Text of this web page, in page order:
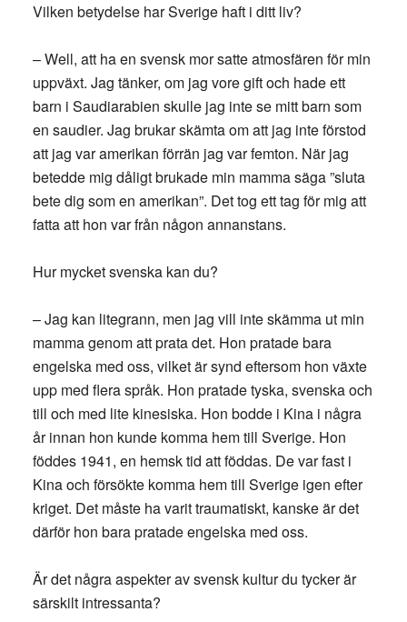
Vilken betydelse har Sverige haft i ditt liv?
– Well, att ha en svensk mor satte atmosfären för min
uppväxt. Jag tänker, om jag vore gift och hade ett
barn i Saudiarabien skulle jag inte se mitt barn som
en saudier. Jag brukar skämta om att jag inte förstod
att jag var amerikan förrän jag var femton. När jag
betedde mig dåligt brukade min mamma säga ”sluta
bete dig som en amerikan”. Det tog ett tag för mig att
fatta att hon var från någon annanstans.
Hur mycket svenska kan du?
– Jag kan litegrann, men jag vill inte skämma ut min
mamma genom att prata det. Hon pratade bara
engelska med oss, vilket är synd eftersom hon växte
upp med flera språk. Hon pratade tyska, svenska och
till och med lite kinesiska. Hon bodde i Kina i några
år innan hon kunde komma hem till Sverige. Hon
föddes 1941, en hemsk tid att föddas. De var fast i
Kina och försökte komma hem till Sverige igen efter
kriget. Det måste ha varit traumatiskt, kanske är det
därför hon bara pratade engelska med oss.
Är det några aspekter av svensk kultur du tycker är
särskilt intressanta?